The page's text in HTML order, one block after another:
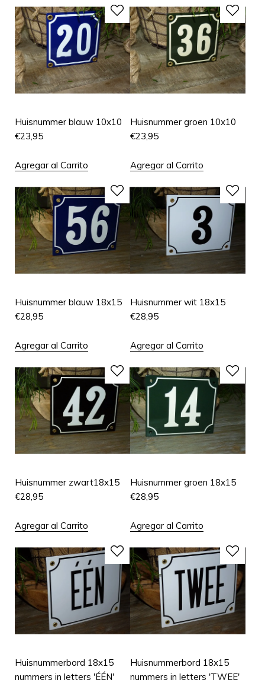
Huisnummer blauw 10x10
€23,95
Agregar al Carrito
Huisnummer groen 10x10
€23,95
Agregar al Carrito
Huisnummer blauw 18x15
€28,95
Agregar al Carrito
Huisnummer wit 18x15
€28,95
Agregar al Carrito
Huisnummer zwart18x15
€28,95
Agregar al Carrito
Huisnummer groen 18x15
€28,95
Agregar al Carrito
Huisnummerbord 18x15
nummers in letters 'ÉÉN'
Huisnummerbord 18x15
nummers in letters 'TWEE'